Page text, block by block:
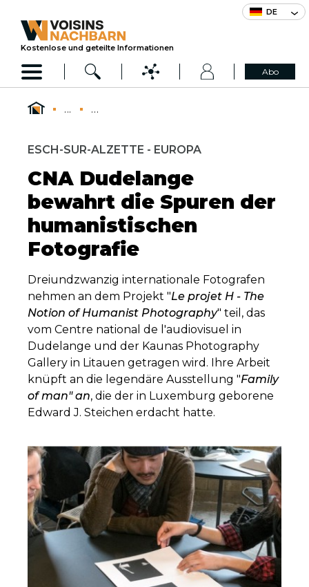
DE
Kostenlose und geteilte Informationen
Abo
... ...
ESCH-SUR-ALZETTE - EUROPA
CNA Dudelange
bewahrt die Spuren der
humanistischen
Fotografie
Dreiundzwanzig internationale Fotografen
nehmen an dem Projekt "Le projet H - The
Notion of Humanist Photography" teil, das
vom Centre national de l'audiovisuel in
Dudelange und der Kaunas Photography
Gallery in Litauen getragen wird. Ihre Arbeit
knüpft an die legendäre Ausstellung "Family
of man" an, die der in Luxemburg geborene
Edward J. Steichen erdacht hatte.